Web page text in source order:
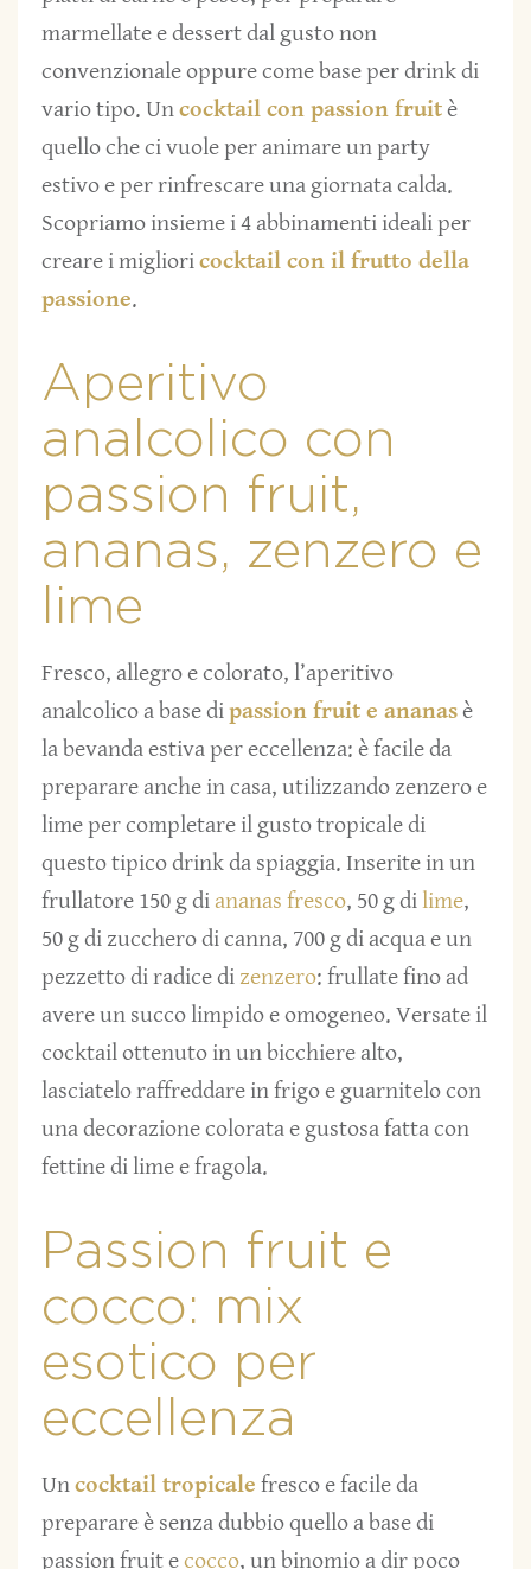
marmellate e dessert dal gusto non
convenzionale oppure come base per drink di
vario tipo. Uncocktail con passion fruitè
quello che ci vuole per animare un party
estivo e per rinfrescare una giornata calda.
Scopriamo insieme i 4 abbinamenti ideali per
creare i miglioricocktail con il frutto della
passione.
Aperitivo
analcolico con
passion fruit,
ananas, zenzero e
lime
Fresco, allegro e colorato, l’aperitivo
analcolico a base dipassion fruit e ananasè
la bevanda estiva per eccellenza: è facile da
preparare anche in casa, utilizzando zenzero e
lime per completare il gusto tropicale di
questo tipico drink da spiaggia. Inserite in un
frullatore 150 g di ananas fresco, 50 g dilime,
50 g di zucchero di canna, 700 g di acqua e un
pezzetto di radice di zenzero: frullate fino ad
avere un succo limpido e omogeneo. Versate il
cocktail ottenuto in un bicchiere alto,
lasciatelo raffreddare in frigo e guarnitelo con
una decorazione colorata e gustosa fatta con
fettine di lime e fragola.
Passion fruit e
cocco: mix
esotico per
eccellenza
Uncocktail tropicale fresco e facile da
preparare è senza dubbio quello a base di
passion fruit ecocco, un binomio a dir poco